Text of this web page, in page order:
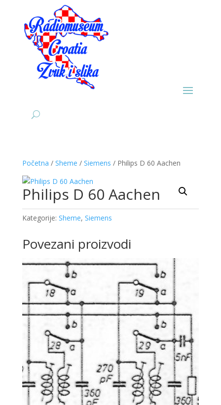
Početna / Sheme / Siemens / Philips D 60 Aachen
Philips D 60 Aachen
Kategorije: Sheme, Siemens
Povezani proizvodi